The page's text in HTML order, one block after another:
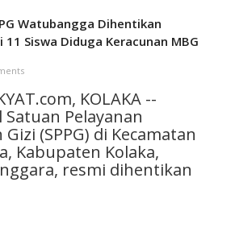
Watubangga Dihentikan
11 Siswa Diduga Keracunan MBG
KOLAKA --
Pelayanan
(SPPG) di Kecamatan
Kabupaten Kolaka,
resmi dihentikan